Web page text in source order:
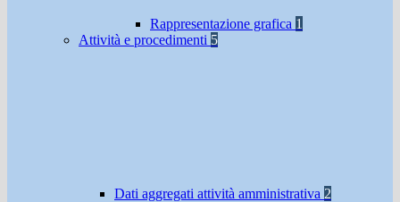
Rappresentazione grafica 1
Attività e procedimenti 5
Dati aggregati attività amministrativa 2